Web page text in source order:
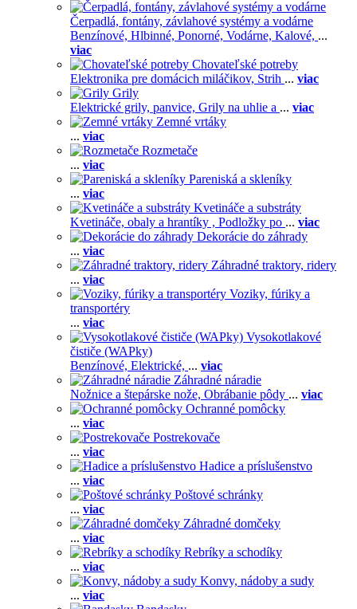
Čerpadlá, fontány, závlahové systémy a vodárne
Benzínové, Hlbinné, Ponorné, Vodárne, Kalové, ...
viac
Chovateľské potreby
Elektronika pre domácich miláčikov, Strih ... viac
Grily
Elektrické grily, panvice, Grily na uhlie a ... viac
Zemné vrtáky
... viac
Rozmetače
... viac
Pareniská a skleníky
... viac
Kvetináče a substráty
Kvetináče, obaly a hrantíky , Podložky po ... viac
Dekorácie do záhrady
... viac
Záhradné traktory, ridery
... viac
Voziky, fúriky a
transportéry
... viac
Vysokotlakové
čističe (WAPky)
Benzínové, Elektrické, ... viac
Záhradné náradie
Nožnice a štepárske nože, Obrábanie pôdy ... viac
Ochranné pomôcky
... viac
Postrekovače
... viac
Hadice a príslušenstvo
... viac
Poštové schránky
... viac
Záhradné domčeky
... viac
Rebríky a schodíky
... viac
Konvy, nádoby a sudy
... viac